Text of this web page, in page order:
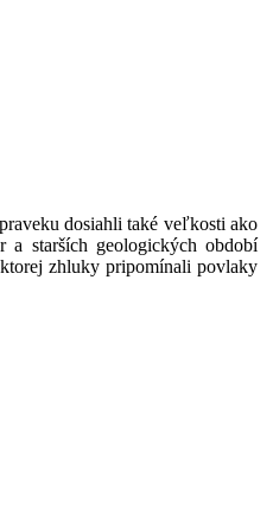
dosiahli také veľkosti ako
starších geologických období
zhluky pripomínali povlaky